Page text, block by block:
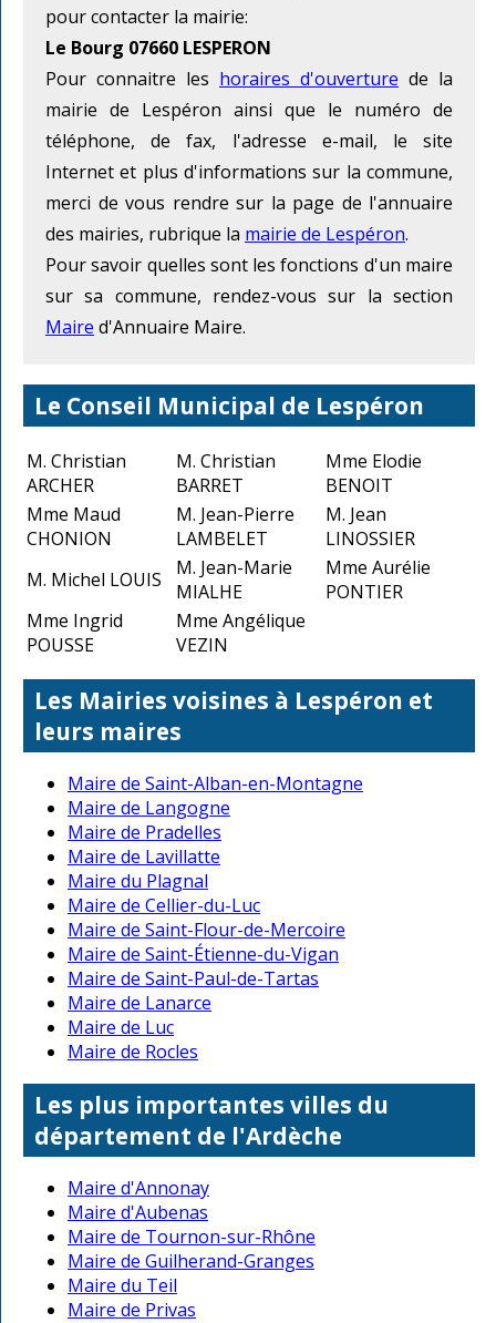
pour contacter la mairie:
Le Bourg 07660 LESPERON
Pour connaitre les horaires d'ouverture de la
mairie de Lespéron ainsi que le numéro de
téléphone, de fax, l'adresse e-mail, le site
Internet et plus d'informations sur la commune,
merci de vous rendre sur la page de l'annuaire
des mairies, rubrique la mairie de Lespéron.
Pour savoir quelles sont les fonctions d'un maire
sur sa commune, rendez-vous sur la section
Maire d'Annuaire Maire.
Le Conseil Municipal de Lespéron
M. Christian
ARCHER
M. Christian
BARRET
Mme Elodie
BENOIT
Mme Maud
CHONION
M. Jean-Pierre
LAMBELET
M. Jean
LINOSSIER
M. Michel LOUIS
M. Jean-Marie
MIALHE
Mme Aurélie
PONTIER
Mme Ingrid
POUSSE
Mme Angélique
VEZIN
Les Mairies voisines à Lespéron et
leurs maires
Maire de Saint-Alban-en-Montagne
Maire de Langogne
Maire de Pradelles
Maire de Lavillatte
Maire du Plagnal
Maire de Cellier-du-Luc
Maire de Saint-Flour-de-Mercoire
Maire de Saint-Étienne-du-Vigan
Maire de Saint-Paul-de-Tartas
Maire de Lanarce
Maire de Luc
Maire de Rocles
Les plus importantes villes du
département de l'Ardèche
Maire d'Annonay
Maire d'Aubenas
Maire de Tournon-sur-Rhône
Maire de Guilherand-Granges
Maire du Teil
Maire de Privas